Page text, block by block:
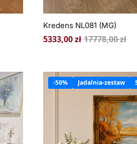
Kredens NL081 (MG)
17778,00zł
5333,00zł
-50% Jadalnia-zestaw